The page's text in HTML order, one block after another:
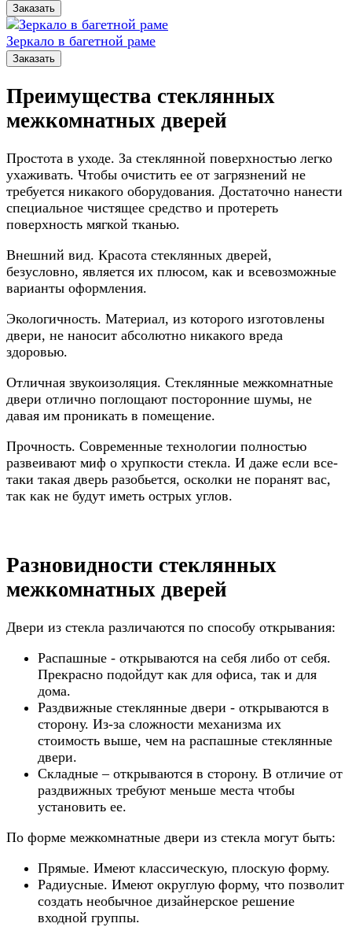
Заказать
Зеркало в багетной раме
Заказать
Преимущества стеклянных
межкомнатных дверей
Простота в уходе. За стеклянной поверхностью легко
ухаживать. Чтобы очистить ее от загрязнений не
требуется никакого оборудования. Достаточно нанести
специальное чистящее средство и протереть
поверхность мягкой тканью.
Внешний вид. Красота стеклянных дверей,
безусловно, является их плюсом, как и всевозможные
варианты оформления.
Экологичность. Материал, из которого изготовлены
двери, не наносит абсолютно никакого вреда
здоровью.
Отличная звукоизоляция. Стеклянные межкомнатные
двери отлично поглощают посторонние шумы, не
давая им проникать в помещение.
Прочность. Современные технологии полностью
развеивают миф о хрупкости стекла. И даже если все-
таки такая дверь разобьется, осколки не поранят вас,
так как не будут иметь острых углов.
Разновидности стеклянных
межкомнатных дверей
Двери из стекла различаются по способу открывания:
Распашные - открываются на себя либо от себя.
Прекрасно подойдут как для офиса, так и для
дома.
Раздвижные стеклянные двери - открываются в
сторону. Из-за сложности механизма их
стоимость выше, чем на распашные стеклянные
двери.
Складные – открываются в сторону. В отличие от
раздвижных требуют меньше места чтобы
установить ее.
По форме межкомнатные двери из стекла могут быть:
Прямые. Имеют классическую, плоскую форму.
Радиусные. Имеют округлую форму, что позволит
создать необычное дизайнерское решение
входной группы.